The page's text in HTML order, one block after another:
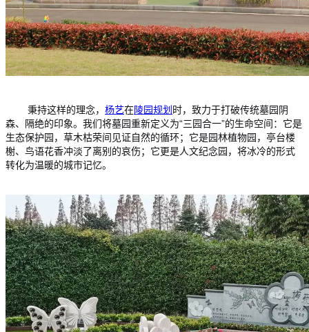
秉持这样的理念， 杨艺在陵园规划 时，致力于打破传统墓园阴
森、隔绝的印象。我们将墓园重新定义为“三园合一”的生命空间：它是
生态保护园，草木枯荣间见证自然的循环；它是园林植物园，亭台楼
榭、鸟语花香冲淡了离别的哀伤；它更是人文纪念园，将冰冷的形式
转化为温暖的城市记忆。